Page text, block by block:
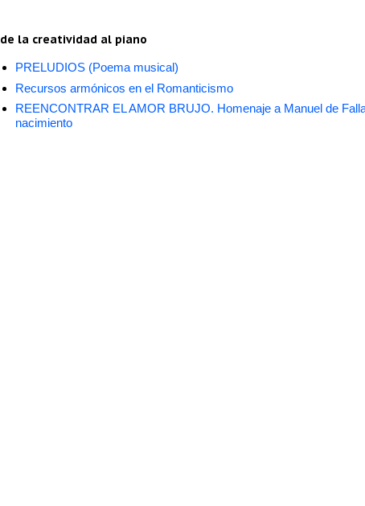
de la creatividad al piano
PRELUDIOS (Poema musical)
Recursos armónicos en el Romanticismo
REENCONTRAR EL AMOR BRUJO. Homenaje a Manuel de
nacimiento